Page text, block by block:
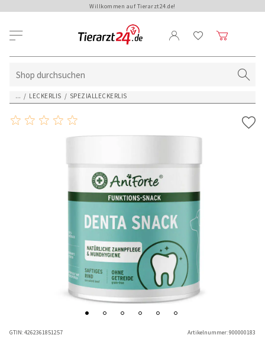
Willkommen auf Tierarzt24.de!
... / LECKERLIS / SPEZIALLECKERLIS
GTIN:4262361851257 Artikelnummer:900000183